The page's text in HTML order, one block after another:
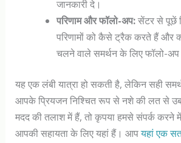
जानकारी दे।
परिणाम और फॉलो-अप:सेंटर से पूछें
परिणामों को कैसे ट्रैक करते हैं और
चलने वाले समर्थन के लिए फॉलो-
यह एक लंबी यात्रा हो सकती है, लेकिन सही
आपके प्रियजन निश्चित रूप से नशे की लत से
मदद की तलाश में हैं, तो कृपया हमसे संपर्क
आपकी सहायता के लिए यहां हैं। आपयहां एक